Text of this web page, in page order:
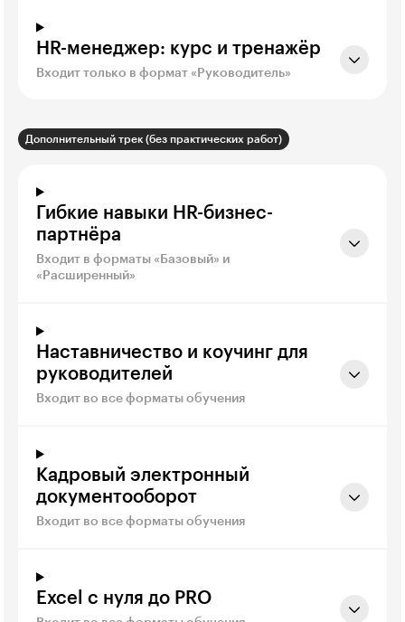
HR-менеджер: курс и тренажёр
Входит только в формат «Руководитель»
Дополнительный трек (без практических работ)
Гибкие навыки HR-бизнес-
партнёра
Входит в форматы «Базовый» и
«Расширенный»
Наставничество и коучинг для
руководителей
Входит во все форматы обучения
Кадровый электронный
документооборот
Входит во все форматы обучения
Excel с нуля до PRO